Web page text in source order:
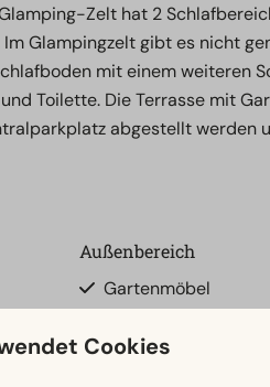
Zelt hat 2
Glampingzelt gibt es nicht
mit einem weiteren
Toilette. Die Terrasse mit
abgestellt werden
Außenbereich
Gartenmöbel
Cookies